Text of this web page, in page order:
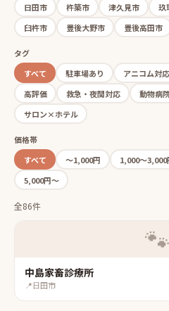
日田市
杵築市 津久見市 玖
臼杵市
豊後大野市 豊後高田市
タグ
すべて
駐車場あり アニコム対応
高評価
救急・夜間対応 動物病
サロン×ホテル
価格帯
すべて
〜1,000円 1,000〜3,000
5,000円〜
全86件
🐾
中島家畜診療所
📍日田市